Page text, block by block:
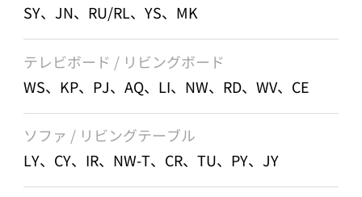
SY、JN、RU/RL、YS、MK
テレビボード / リビングボード
WS、KP、PJ、AQ、LI、NW、RD、WV、CE
ソファ / リビングテーブル
LY、CY、IR、NW-T、CR、TU、PY、JY